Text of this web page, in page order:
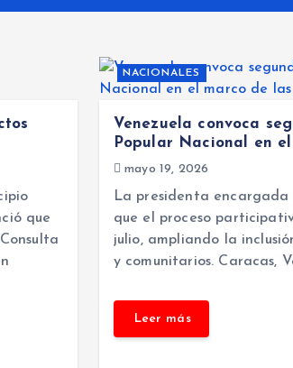
que
NACIONALES
Venezuela convoca
Popular Nacional en el
mayo 19, 2026
La presidenta
que el proceso
julio, ampliando la
y comunitarios. Caracas,